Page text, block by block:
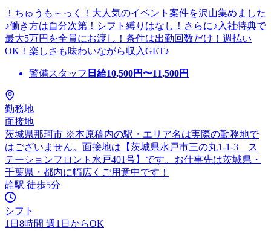
！ちゅうも～っく！大人気のイベント案件を沢山集めました
♪働き方は自分次第！シフト縛りはなし！さらに♪入社特典で
最大5万円を全員にお渡し！条件は出勤回数だけ！週払い
OK！楽しさも味わいながら収入GET♪
警備スタッフ 日給10,500円〜11,500円
勤務地
面接地
茨城県那珂市 ※本原稿内の駅・エリア名は実際の勤務地で
はございません。面接地は【茨城県水戸市三の丸1-1-3 ス
テーションフロント水戸401号】です。お仕事先は茨城県・
千葉県・都内に幅広くご用意中です！
静駅 徒歩5分
シフト
1日8時間 週1日からOK